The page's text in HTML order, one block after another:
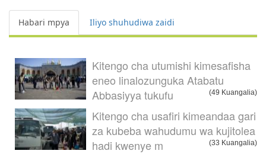
Habari mpya Iliyo shuhudiwa zaidi
Kitengo cha utumishi kimesafisha
eneo linalozunguka Atabatu
Abbasiyya tukufu
(49 Kuangalia)
Kitengo cha usafiri kimeandaa gari
za kubeba wahudumu wa kujitolea
hadi kwenye m
(33 Kuangalia)